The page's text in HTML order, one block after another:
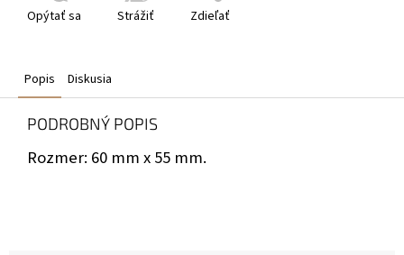
Opýtať sa Strážiť Zdieľať
Popis Diskusia
PODROBNÝ POPIS
Rozmer: 60 mm x 55 mm.